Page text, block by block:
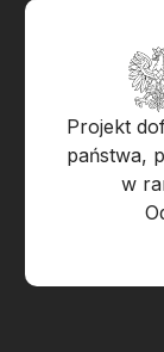
Projekt
państwa,
w